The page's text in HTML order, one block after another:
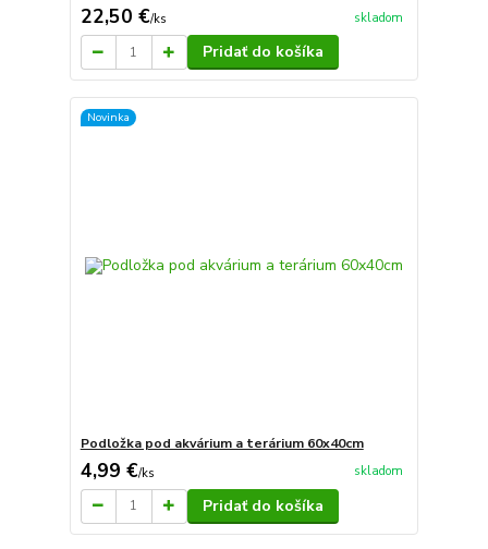
22,50 €/ks skladom
Pridať do košíka
Novinka
Podložka pod akvárium a terárium 60x40cm
4,99 €/ks skladom
Pridať do košíka